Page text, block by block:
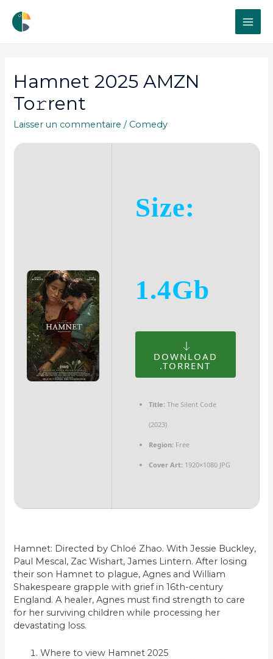
Hamnet 2025 AMZN
To𝚛rent
Laisser un commentaire / Comedy
Size:
1.4Gb
DOWNLOAD
.TORRENT
Title:The Silent Code
(2023)
Region:Free
Cover Art:1920×1080 JPG
Hamnet: Directed by Chloé Zhao. With Jessie Buckley,
Paul Mescal, Zac Wishart, James Lintern. After losing
their son Hamnet to plague, Agnes and William
Shakespeare grapple with grief in 16th-century
England. A healer, Agnes must find strength to care
for her surviving children while processing her
devastating loss.
Where to view Hamnet 2025